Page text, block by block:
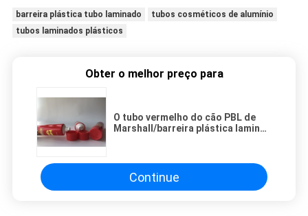
barreira plástica tubo laminado
tubos cosméticos de alumínio
tubos laminados plásticos
Obter o melhor preço para
O tubo vermelho do cão PBL de
Marshall/barreira plástica laminou
Continue